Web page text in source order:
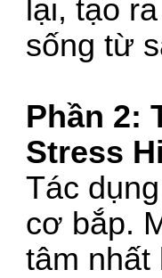
lại, tạo
sống từ
Phần 2:
Stress
Tác
cơ bắp.
tâm nhất